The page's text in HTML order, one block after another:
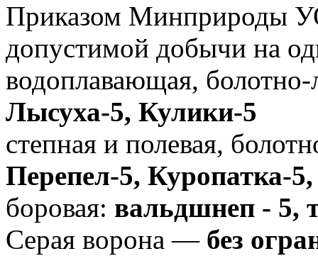
Приказом Минприроды
допустимой добычи на
водоплавающая, болотно-
Лысуха-5, Кулики-5
степная и полевая,
Перепел-5, Куропатка-
боровая: вальдшнеп - 5,
Серая ворона —без